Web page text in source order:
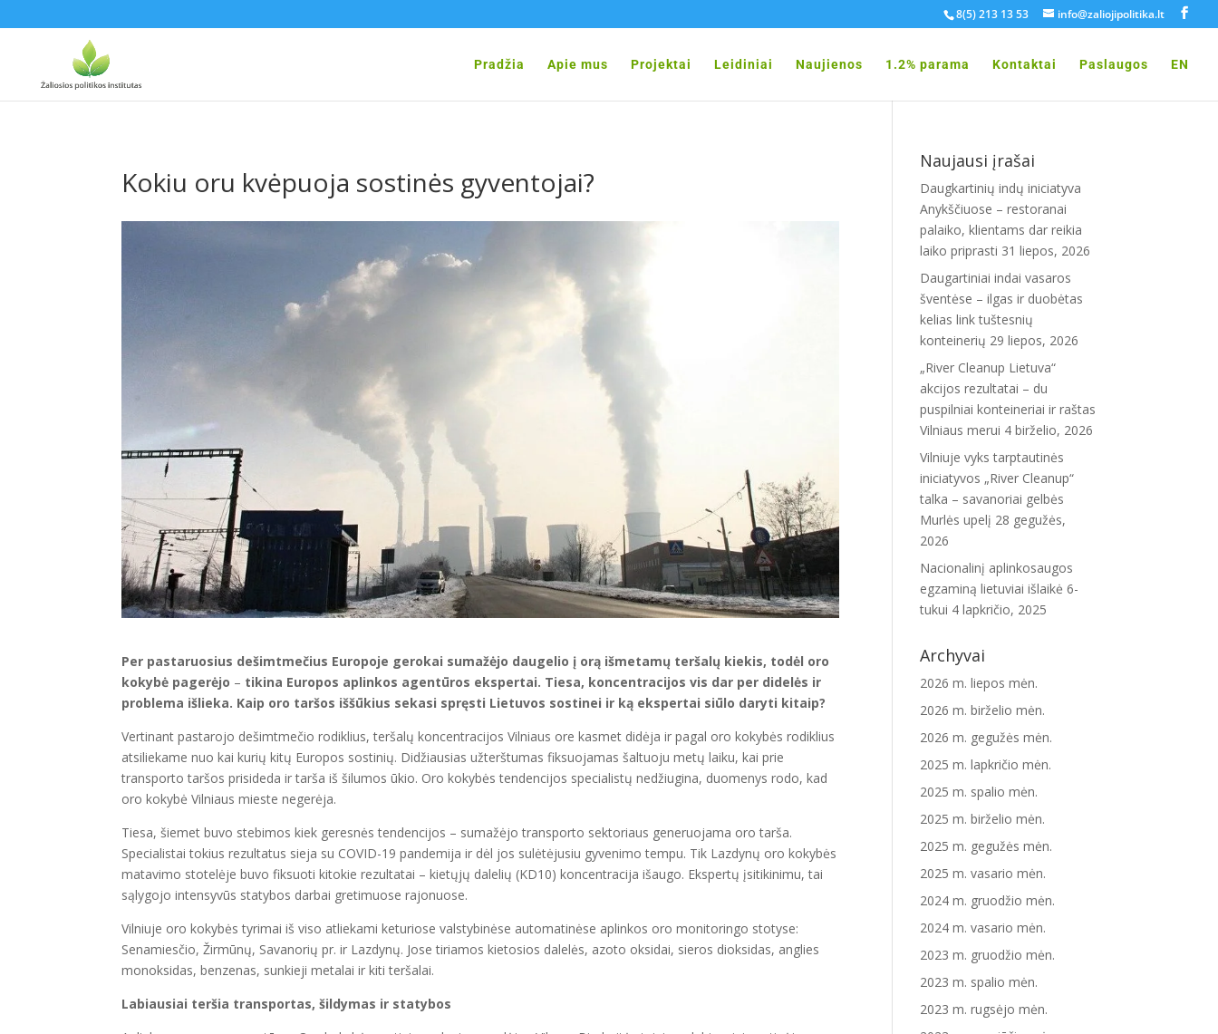
8(5) 213 13 53 info@zaliojipolitika.lt
Pradžia Apie mus Projektai Leidiniai Naujienos 1.2% parama Kontaktai Paslaugos EN
Kokiu oru kvėpuoja sostinės gyventojai?
Per pastaruosius dešimtmečius Europoje gerokai sumažėjo daugelio į orą išmetamų teršalų kiekis, todėl oro
kokybė pagerėjo – tikina Europos aplinkos agentūros ekspertai. Tiesa, koncentracijos vis dar per didelės ir
problema išlieka. Kaip oro taršos iššūkius sekasi spręsti Lietuvos sostinei ir ką ekspertai siūlo daryti kitaip?
Vertinant pastarojo dešimtmečio rodiklius, teršalų koncentracijos Vilniaus ore kasmet didėja ir pagal oro kokybės rodiklius
atsiliekame nuo kai kurių kitų Europos sostinių. Didžiausias užterštumas fiksuojamas šaltuoju metų laiku, kai prie
transporto taršos prisideda ir tarša iš šilumos ūkio. Oro kokybės tendencijos specialistų nedžiugina, duomenys rodo, kad
oro kokybė Vilniaus mieste negerėja.
Tiesa, šiemet buvo stebimos kiek geresnės tendencijos – sumažėjo transporto sektoriaus generuojama oro tarša.
Specialistai tokius rezultatus sieja su COVID-19 pandemija ir dėl jos sulėtėjusiu gyvenimo tempu. Tik Lazdynų oro kokybės
matavimo stotelėje buvo fiksuoti kitokie rezultatai – kietųjų dalelių (KD10) koncentracija išaugo. Ekspertų įsitikinimu, tai
sąlygojo intensyvūs statybos darbai gretimuose rajonuose.
Vilniuje oro kokybės tyrimai iš viso atliekami keturiose valstybinėse automatinėse aplinkos oro monitoringo stotyse:
Senamiesčio, Žirmūnų, Savanorių pr. ir Lazdynų. Jose tiriamos kietosios dalelės, azoto oksidai, sieros dioksidas, anglies
monoksidas, benzenas, sunkieji metalai ir kiti teršalai.
Labiausiai teršia transportas, šildymas ir statybos
Naujausi įrašai
Daugkartinių indų iniciatyva
Anykščiuose – restoranai
palaiko, klientams dar reikia
laiko priprasti 31 liepos, 2026
Daugartiniai indai vasaros
šventėse – ilgas ir duobėtas
kelias link tuštesnių
konteinerių 29 liepos, 2026
„River Cleanup Lietuva“
akcijos rezultatai – du
puspilniai konteineriai ir raštas
Vilniaus merui 4 birželio, 2026
Vilniuje vyks tarptautinės
iniciatyvos „River Cleanup“
talka – savanoriai gelbės
Murlės upelį 28 gegužės,
2026
Nacionalinį aplinkosaugos
egzaminą lietuviai išlaikė 6-
tukui 4 lapkričio, 2025
Archyvai
2026 m. liepos mėn.
2026 m. birželio mėn.
2026 m. gegužės mėn.
2025 m. lapkričio mėn.
2025 m. spalio mėn.
2025 m. birželio mėn.
2025 m. gegužės mėn.
2025 m. vasario mėn.
2024 m. gruodžio mėn.
2024 m. vasario mėn.
2023 m. gruodžio mėn.
2023 m. spalio mėn.
2023 m. rugsėjo mėn.